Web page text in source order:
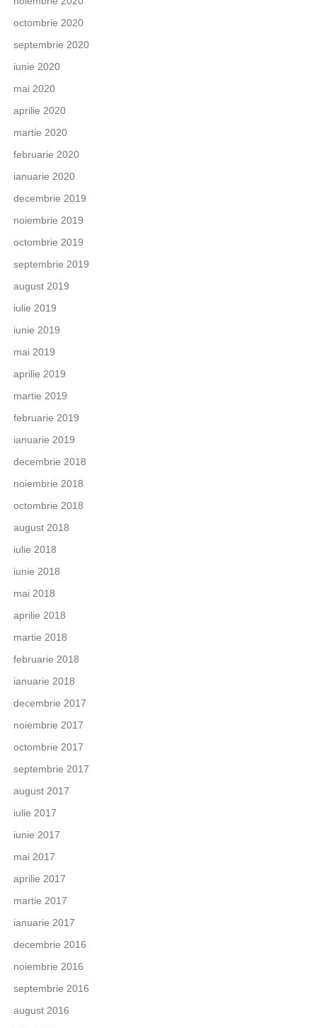
octombrie 2020
septembrie 2020
iunie 2020
mai 2020
aprilie 2020
martie 2020
februarie 2020
ianuarie 2020
decembrie 2019
noiembrie 2019
octombrie 2019
septembrie 2019
august 2019
iulie 2019
iunie 2019
mai 2019
aprilie 2019
martie 2019
februarie 2019
ianuarie 2019
decembrie 2018
noiembrie 2018
octombrie 2018
august 2018
iulie 2018
iunie 2018
mai 2018
aprilie 2018
martie 2018
februarie 2018
ianuarie 2018
decembrie 2017
noiembrie 2017
octombrie 2017
septembrie 2017
august 2017
iulie 2017
iunie 2017
mai 2017
aprilie 2017
martie 2017
ianuarie 2017
decembrie 2016
noiembrie 2016
septembrie 2016
august 2016